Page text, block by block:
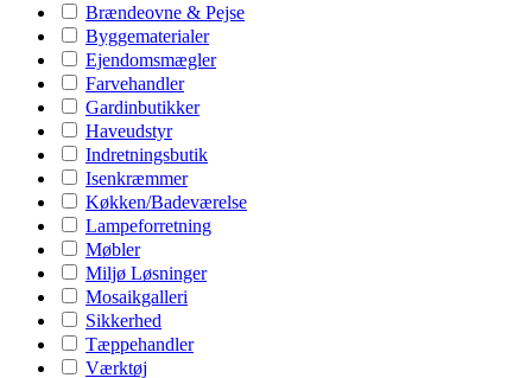
Brændeovne & Pejse
Byggematerialer
Ejendomsmægler
Farvehandler
Gardinbutikker
Haveudstyr
Indretningsbutik
Isenkræmmer
Køkken/Badeværelse
Lampeforretning
Møbler
Miljø Løsninger
Mosaikgalleri
Sikkerhed
Tæppehandler
Værktøj